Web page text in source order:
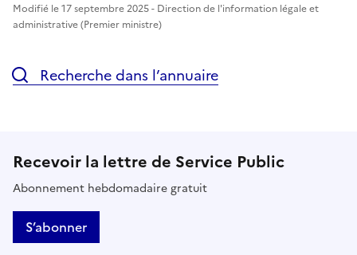
Modifié le 17 septembre 2025 - Direction de l'information légale et
administrative (Premier ministre)
Recherche dans l’annuaire
Recevoir la lettre de Service Public
Abonnement hebdomadaire gratuit
S’abonner